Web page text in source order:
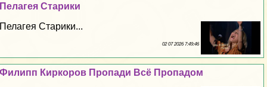
Пелагея Старики
Пелагея Старики...
02 07 2026 7:49:46
Филипп Киркоров Пропади Всё Пропадом